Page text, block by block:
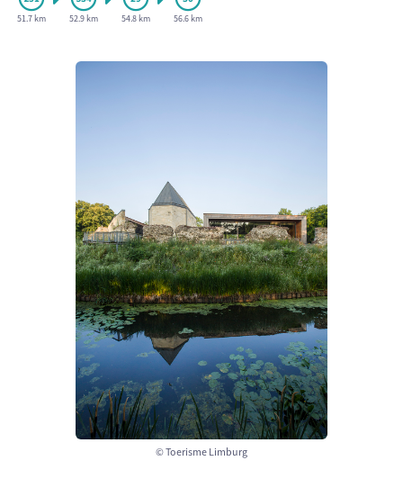
© Toerisme Limburg
51.7 km 52.9 km 54.8 km 56.6 km